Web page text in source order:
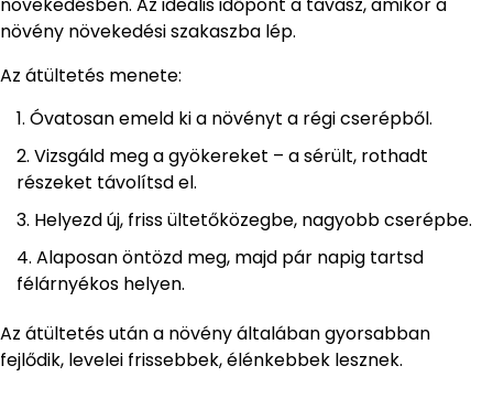
növény növekedési szakaszba lép.
Az átültetés menete:
Óvatosan emeld ki a növényt a régi cserépből.
Vizsgáld meg a gyökereket – a sérült, rothadt
részeket távolítsd el.
Helyezd új, friss ültetőközegbe, nagyobb cserépbe.
Alaposan öntözd meg, majd pár napig tartsd
félárnyékos helyen.
Az átültetés után a növény általában gyorsabban
fejlődik, levelei frissebbek, élénkebbek lesznek.